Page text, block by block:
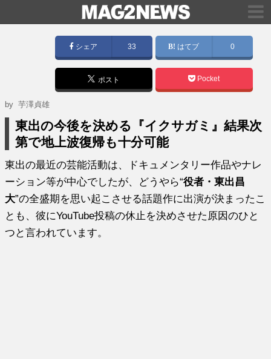
シェア 33 はてブ 0
ポスト Pocket
by芋澤貞雄
東出の今後を決める『イクサガミ』結果次
第で地上波復帰も十分可能
東出の最近の芸能活動は、ドキュメンタリー作品やナレ
ーション等が中心でしたが、どうやら“役者・東出昌
大”の全盛期を思い起こさせる話題作に出演が決まったこ
とも、彼にYouTube投稿の休止を決めさせた原因のひと
つと言われています。